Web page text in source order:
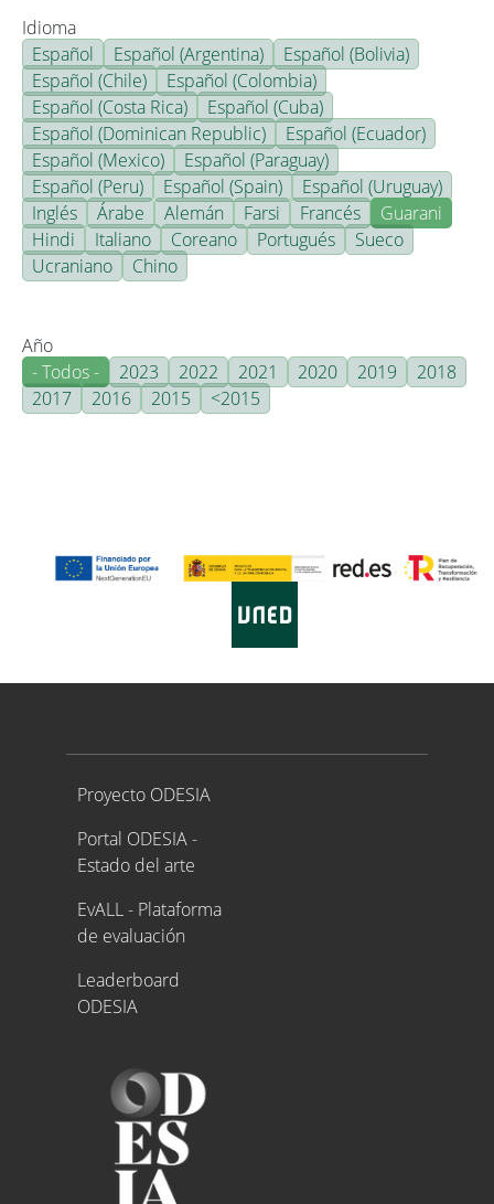
Idioma
Español
Español (Argentina)
Español (Bolivia)
Español (Chile)
Español (Colombia)
Español (Costa Rica)
Español (Cuba)
Español (Dominican Republic)
Español (Ecuador)
Español (Mexico)
Español (Paraguay)
Español (Peru)
Español (Spain)
Español (Uruguay)
Inglés
Árabe Alemán Farsi Francés
Guarani
Hindi
Italiano Coreano Portugués
Sueco
Ucraniano
Chino
Año
- Todos -
2023 2022 2021 2020 2019
2018
2017
2016 2015 <2015
Proyecto ODESIA
Proyecto ODESIA
Portal ODESIA -
Estado del arte
EvALL - Plataforma
de evaluación
Leaderboard
ODESIA